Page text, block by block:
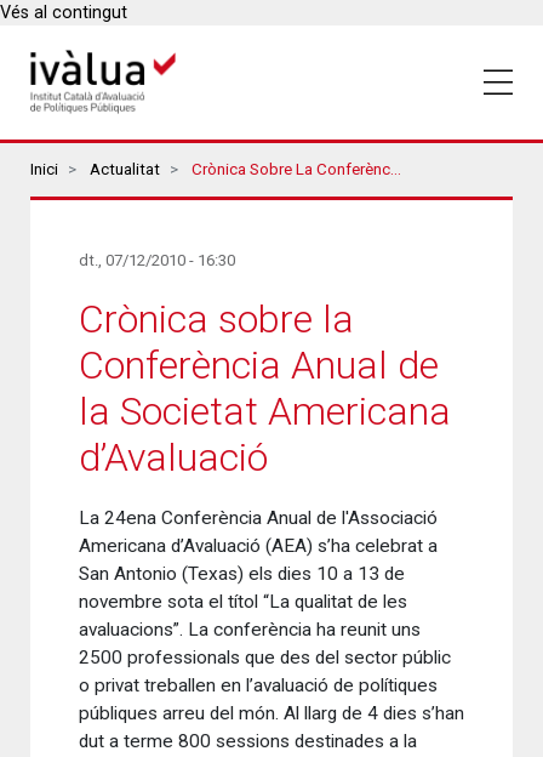
Vés al contingut
Breadcrumbs
Inici Actualitat Crònica Sobre La Conferència Anual De La Societat Americana D’Avaluació
dt., 07/12/2010 - 16:30
Crònica sobre la
Conferència Anual de
la Societat Americana
d’Avaluació
La 24ena Conferència Anual de l'Associació
Americana d’Avaluació (AEA) s’ha celebrat a
San Antonio (Texas) els dies 10 a 13 de
novembre sota el títol “La qualitat de les
avaluacions”. La conferència ha reunit uns
2500 professionals que des del sector públic
o privat treballen en l’avaluació de polítiques
públiques arreu del món. Al llarg de 4 dies s’han
dut a terme 800 sessions destinades a la